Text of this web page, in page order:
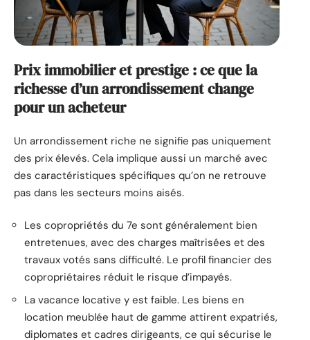
Prix immobilier et prestige : ce que la
richesse d’un arrondissement change
pour un acheteur
Un arrondissement riche ne signifie pas uniquement
des prix élevés. Cela implique aussi un marché avec
des caractéristiques spécifiques qu’on ne retrouve
pas dans les secteurs moins aisés.
Les copropriétés du 7e sont généralement bien
entretenues, avec des charges maîtrisées et des
travaux votés sans difficulté. Le profil financier des
copropriétaires réduit le risque d’impayés.
La vacance locative y est faible. Les biens en
location meublée haut de gamme attirent expatriés,
diplomates et cadres dirigeants, ce qui sécurise le